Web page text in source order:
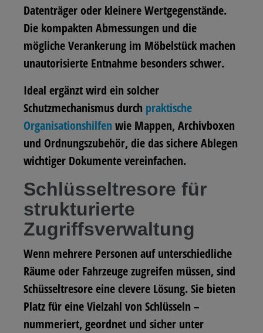
Datenträger oder kleinere Wertgegenstände.
Die kompakten Abmessungen und die
mögliche Verankerung im Möbelstück machen
unautorisierte Entnahme besonders schwer.
Ideal ergänzt wird ein solcher
Schutzmechanismus durch praktische
Organisationshilfen wie Mappen, Archivboxen
und Ordnungszubehör, die das sichere Ablegen
wichtiger Dokumente vereinfachen.
Schlüsseltresore für
strukturierte
Zugriffsverwaltung
Wenn mehrere Personen auf unterschiedliche
Räume oder Fahrzeuge zugreifen müssen, sind
Schüsseltresore eine clevere Lösung. Sie bieten
Platz für eine Vielzahl von Schlüsseln –
nummeriert, geordnet und sicher unter